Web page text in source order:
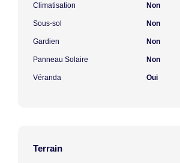
Climatisation Non
Sous-sol Non
Gardien Non
Panneau Solaire Non
Véranda Oui
Terrain